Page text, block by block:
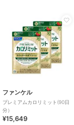
ファンケル
プレミアムカロリミット(90日
分）
¥15,649